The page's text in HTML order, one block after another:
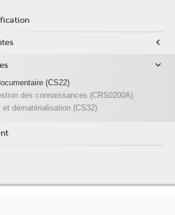
(CS22)
des connaissances (CRS0200A)
et dématérialisation (CS32)